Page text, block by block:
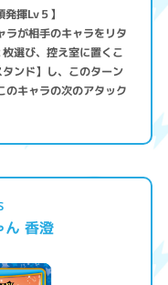
揮Lv５】
が相手のキャラをリタ
選び、控え室に置くこ
ンド】し、このターン
キャラの次のアタック
ん 香澄